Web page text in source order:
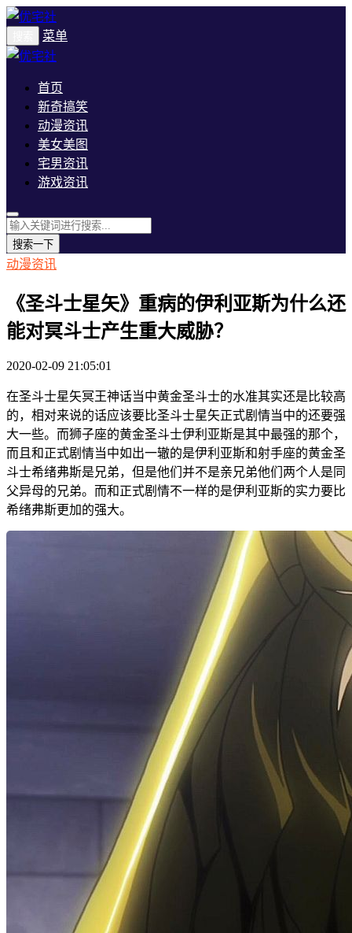
菜单
首页
新奇搞笑
动漫资讯
美女美图
宅男资讯
游戏资讯
搜索一下
动漫资讯
《圣斗士星矢》重病的伊利亚斯为什么还
能对冥斗士产生重大威胁？
2020-02-09 21:05:01
在圣斗士星矢冥王神话当中黄金圣斗士的水准其实还是比较高
的，相对来说的话应该要比圣斗士星矢正式剧情当中的还要强
大一些。而狮子座的黄金圣斗士伊利亚斯是其中最强的那个，
而且和正式剧情当中如出一辙的是伊利亚斯和射手座的黄金圣
斗士希绪弗斯是兄弟，但是他们并不是亲兄弟他们两个人是同
父异母的兄弟。而和正式剧情不一样的是伊利亚斯的实力要比
希绪弗斯更加的强大。